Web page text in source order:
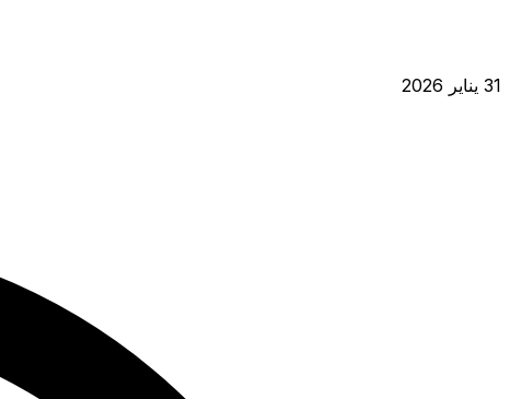
31 يناير 2026